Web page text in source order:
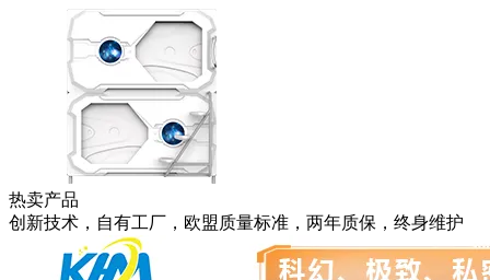
热卖产品
创新技术，自有工厂，欧盟质量标准，两年质保，终身维护